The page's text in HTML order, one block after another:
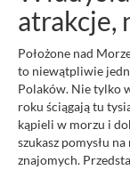
atrakcje,
Położone nad
to niewątpliwie
Polaków. Nie tylko
roku ściągają tu
kąpieli w morzu i
szukasz pomysłu
znajomych.